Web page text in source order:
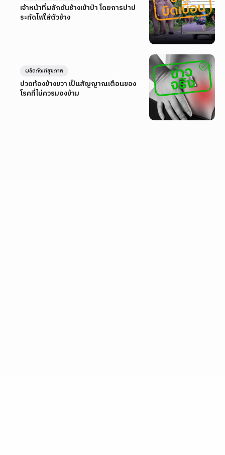
เจ้าหน้าที่ผลักดันช้างเข้าป่า โดยการปาป
ระทัดไฟใส่ตัวช้าง
ปวดท้องข้างขวา เป็นสัญญาณเตือนของ
โรคที่ไม่ควรมองข้าม
ผลิตภัณฑ์สุขภาพ